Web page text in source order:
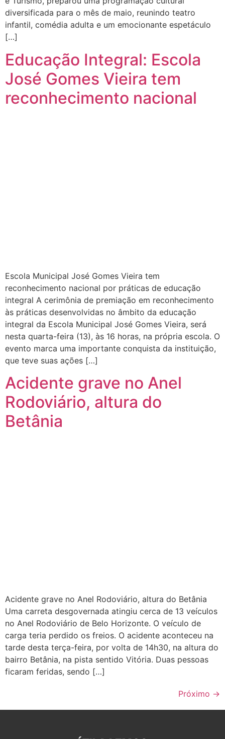
diversificada para o mês de maio, reunindo teatro
infantil, comédia adulta e um emocionante espetáculo
[…]
Educação Integral: Escola
José Gomes Vieira tem
reconhecimento nacional
Escola Municipal José Gomes Vieira tem
reconhecimento nacional por práticas de educação
integral A cerimônia de premiação em reconhecimento
às práticas desenvolvidas no âmbito da educação
integral da Escola Municipal José Gomes Vieira, será
nesta quarta-feira (13), às 16 horas, na própria escola. O
evento marca uma importante conquista da instituição,
que teve suas ações […]
Acidente grave no Anel
Rodoviário, altura do
Betânia
Acidente grave no Anel Rodoviário, altura do Betânia
Uma carreta desgovernada atingiu cerca de 13 veículos
no Anel Rodoviário de Belo Horizonte. O veículo de
carga teria perdido os freios. O acidente aconteceu na
tarde desta terça-feira, por volta de 14h30, na altura do
bairro Betânia, na pista sentido Vitória. Duas pessoas
ficaram feridas, sendo […]
Próximo →